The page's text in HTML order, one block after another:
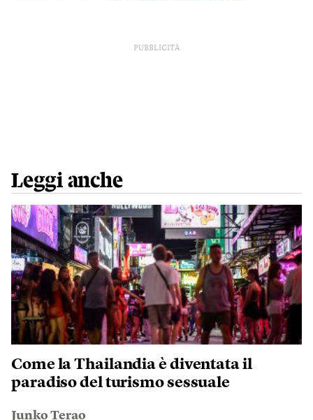
PUBBLICITÀ
Leggi anche
Come la Thailandia è diventata il
paradiso del turismo sessuale
Junko Terao